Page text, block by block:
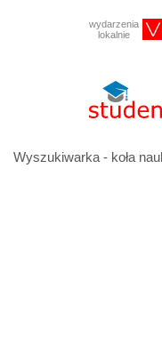
wydarzenia
lokalnie
Wyszukiwarka - koła